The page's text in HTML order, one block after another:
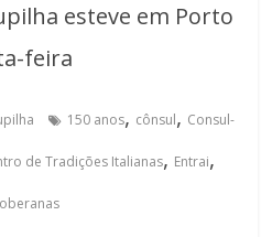
esteve em Porto
feira
150 anos, cônsul, Consul-
de Tradições Italianas, Entrai,